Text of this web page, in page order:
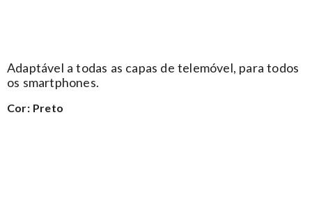
Adaptável a todas as capas de telemóvel, para todos
os smartphones.
Cor: Preto